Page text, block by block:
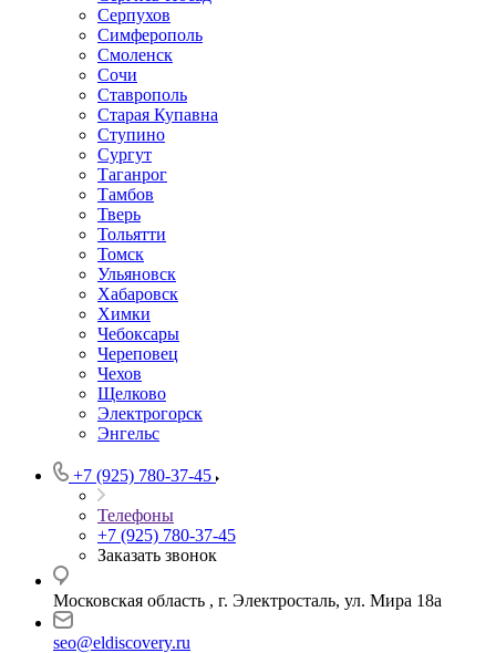
Серпухов
Симферополь
Смоленск
Сочи
Ставрополь
Старая Купавна
Ступино
Сургут
Таганрог
Тамбов
Тверь
Тольятти
Томск
Ульяновск
Хабаровск
Химки
Чебоксары
Череповец
Чехов
Щелково
Электрогорск
Энгельс
+7 (925) 780-37-45
Телефоны
+7 (925) 780-37-45
Заказать звонок
Московская область , г. Электросталь, ул. Мира 18а
seo@eldiscovery.ru